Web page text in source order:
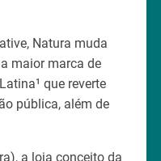
Natura muda
maior marca de
que reverte
pública, além de
a loja conceito da